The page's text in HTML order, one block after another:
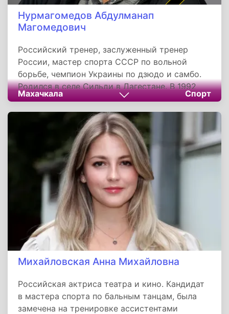
Нурмагомедов Абдулманап
Магомедович
Российский тренер, заслуженный тренер
России, мастер спорта СССР по вольной
борьбе, чемпион Украины по дзюдо и самбо.
Родился в селе Сильди в Дагестане. В 1992
году воспитал первого чемпиона мира —
своего брата Нурмагомеда. За карьеру
подготовил 18 чемпионов мира по боевому
самбо — рекорд, занесённый в Книгу
рекордов России. Основатель знаменитой
«Манаповской школы», главный тренер клуба
Eagles MMA и сборной Дагестана. Отец и
первый тренер непобеждённого чемпиона UFC
Хабиба Нурмагомедова. Скончался 3 июля
2020 года в Москве от осложнений,
вызванных коронавирусом, похоронен в
родном селе.
Махачкала Спорт
Михайловская Анна Михайловна
Российская актриса театра и кино. Кандидат
в мастера спорта по бальным танцам, была
замечена на тренировке ассистентами